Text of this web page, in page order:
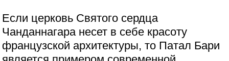
Если церковь Святого сердца
Чанданнагара несет в себе красоту
французской архитектуры, то Патал Бари